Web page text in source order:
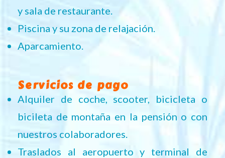
y sala de restaurante.
Piscina y su zona de relajación.
Aparcamiento.
Servicios de pago
Alquiler de coche, scooter, bicicleta o
bicileta de montaña en la pensión o con
nuestros colaboradores.
Traslados al aeropuerto y terminal de